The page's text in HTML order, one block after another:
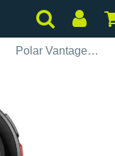
Polar Vantage V3